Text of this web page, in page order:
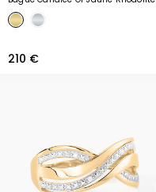
210 €